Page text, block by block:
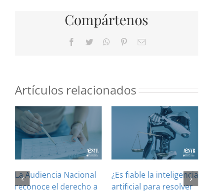
Compártenos
Facebook
Twitter WhatsApp
PinterestCorreo
Artículos relacionados
La Audiencia Nacional
reconoce el derecho a
¿Es fiable la inteligencia
artificial para resolver